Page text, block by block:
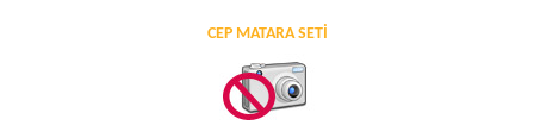
CEP MATARA SETI